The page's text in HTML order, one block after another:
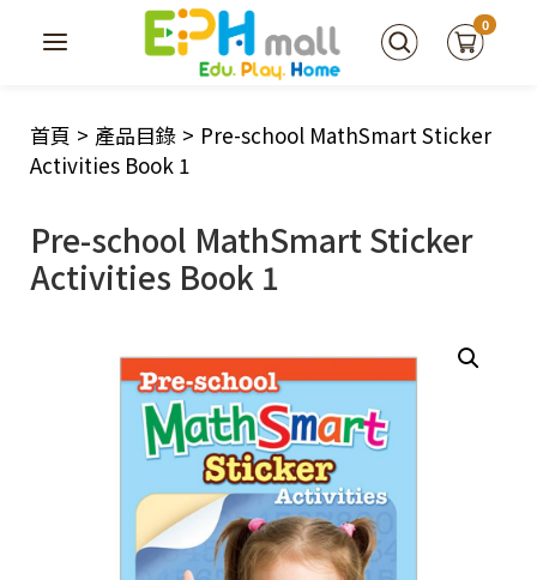
0
首頁 > 產品目錄 > Pre-school MathSmart Sticker
Activities Book 1
Pre-school MathSmart Sticker
Activities Book 1